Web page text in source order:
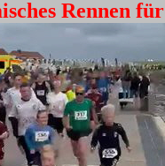
Rennen